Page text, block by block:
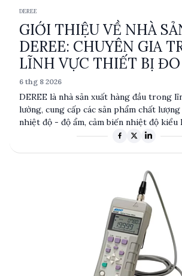
DEREE
GIỚI THIỆU VỀ NHÀ
DEREE: CHUYÊN GIA
LĨNH VỰC THIẾT BỊ
6 thg 8 2026
DEREE là nhà sản xuất hàng đầu trong
lường, cung cấp các sản phẩm chất
nhiệt độ - độ ẩm, cảm biến nhiệt độ kiểu
năng cầm tay. Với độ chính xác và độ tin
và thiết kế bền bỉ giúp DEREE khẳng